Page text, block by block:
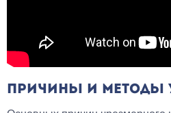
ПРИЧИНЫ И МЕТОДЫ